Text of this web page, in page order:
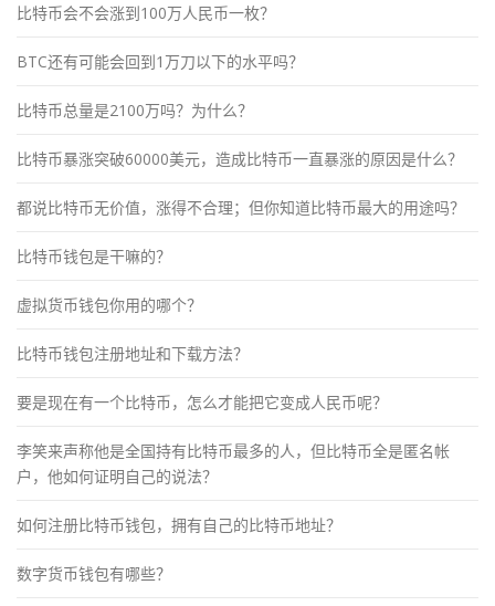
比特币会不会涨到100万人民币一枚？
BTC还有可能会回到1万刀以下的水平吗？
比特币总量是2100万吗？为什么？
比特币暴涨突破60000美元，造成比特币一直暴涨的原因是什么？
都说比特币无价值，涨得不合理；但你知道比特币最大的用途吗？
比特币钱包是干嘛的？
虚拟货币钱包你用的哪个？
比特币钱包注册地址和下载方法？
要是现在有一个比特币，怎么才能把它变成人民币呢？
李笑来声称他是全国持有比特币最多的人，但比特币全是匿名帐
户，他如何证明自己的说法？
如何注册比特币钱包，拥有自己的比特币地址？
数字货币钱包有哪些？